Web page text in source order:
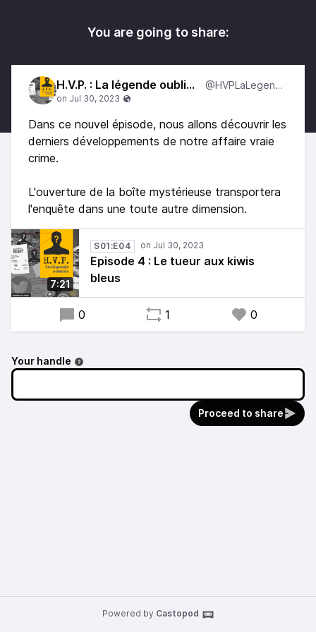
You are going to share:
H.V.P. : La légende oubliée @HVPLaLegende
Dans ce nouvel épisode, nous allons découvrir les
derniers développements de notre affaire vraie
crime.
L'ouverture de la boîte mystérieuse transportera
l'enquête dans une toute autre dimension.
7:21
S01:E04
Episode 4 : Le tueur aux kiwis
bleus
0 1 0
Your handle
Proceed to share
Powered by Castopod